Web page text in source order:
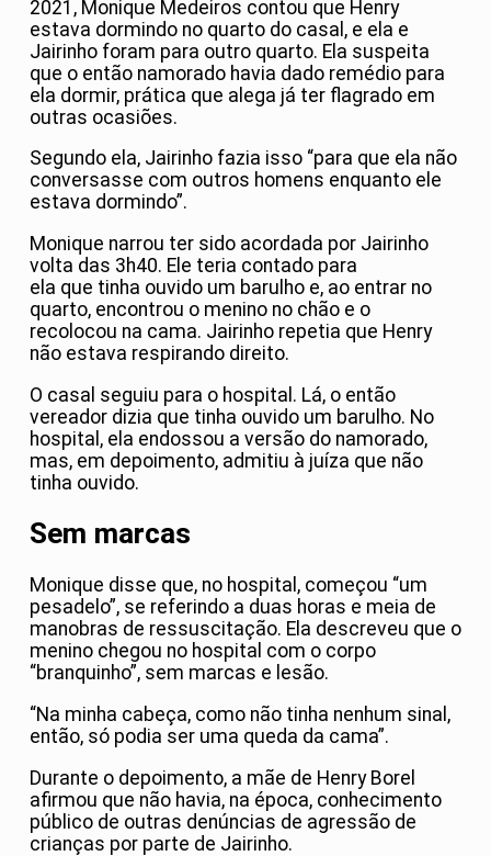
2021, Monique Medeiros contou que Henry
estava dormindo no quarto do casal, e ela e
Jairinho foram para outro quarto. Ela suspeita
que o então namorado havia dado remédio para
ela dormir, prática que alega já ter flagrado em
outras ocasiões.
Segundo ela, Jairinho fazia isso “para que ela não
conversasse com outros homens enquanto ele
estava dormindo”.
Monique narrou ter sido acordada por Jairinho
volta das 3h40. Ele teria contado para
ela que tinha ouvido um barulho e, ao entrar no
quarto, encontrou o menino no chão e o
recolocou na cama. Jairinho repetia que Henry
não estava respirando direito.
O casal seguiu para o hospital. Lá, o então
vereador dizia que tinha ouvido um barulho. No
hospital, ela endossou a versão do namorado,
mas, em depoimento, admitiu à juíza que não
tinha ouvido.
Sem marcas
Monique disse que, no hospital, começou “um
pesadelo”, se referindo a duas horas e meia de
manobras de ressuscitação. Ela descreveu que o
menino chegou no hospital com o corpo
“branquinho”, sem marcas e lesão.
“Na minha cabeça, como não tinha nenhum sinal,
então, só podia ser uma queda da cama”.
Durante o depoimento, a mãe de Henry Borel
afirmou que não havia, na época, conhecimento
público de outras denúncias de agressão de
crianças por parte de Jairinho.